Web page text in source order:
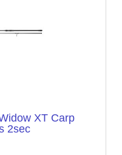
XT Carp
2sec